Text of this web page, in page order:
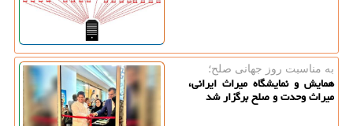
به مناسبت روز جهانی صلح؛
همایش و نمایشگاه میراث ایرانی،
میراث وحدت و صلح برگزار شد